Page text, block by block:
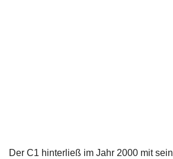
Der C1 hinterließ im Jahr 2000 mit